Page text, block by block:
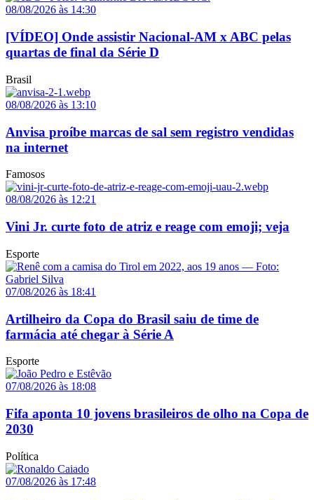
08/08/2026 às 14:30
[VÍDEO] Onde assistir Nacional-AM x ABC pelas
quartas de final da Série D
Brasil
08/08/2026 às 13:10
Anvisa proíbe marcas de sal sem registro vendidas
na internet
Famosos
08/08/2026 às 12:21
Vini Jr. curte foto de atriz e reage com emoji; veja
Esporte
07/08/2026 às 18:41
Artilheiro da Copa do Brasil saiu de time de
farmácia até chegar à Série A
Esporte
07/08/2026 às 18:08
Fifa aponta 10 jovens brasileiros de olho na Copa de
2030
Política
07/08/2026 às 17:48